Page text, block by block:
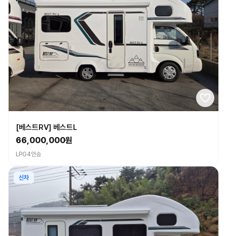
[베스트RV] 베스트L
66,000,000원
LPG4인승
신차